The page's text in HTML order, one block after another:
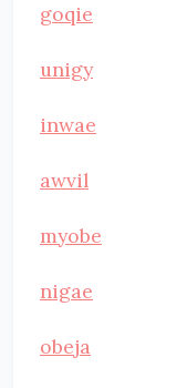
goqie
unigy
inwae
awvil
myobe
nigae
obeja